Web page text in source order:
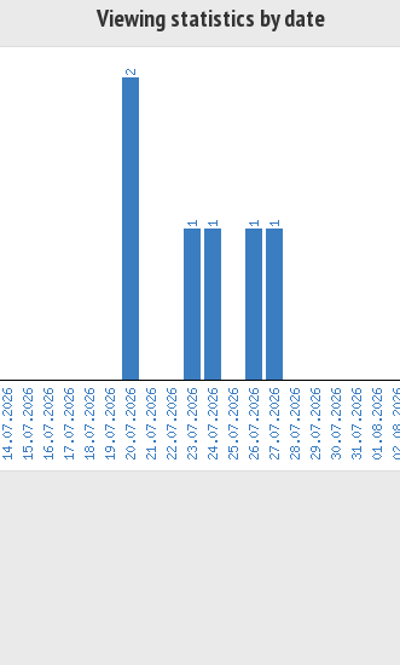
Viewing statistics by date